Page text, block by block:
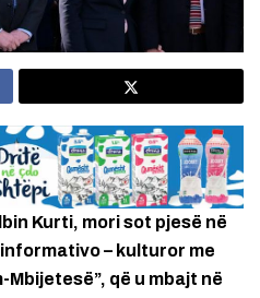
Kurti, mori sot pjesë në
– kulturor me
Mbijetesë”, që u mbajt në